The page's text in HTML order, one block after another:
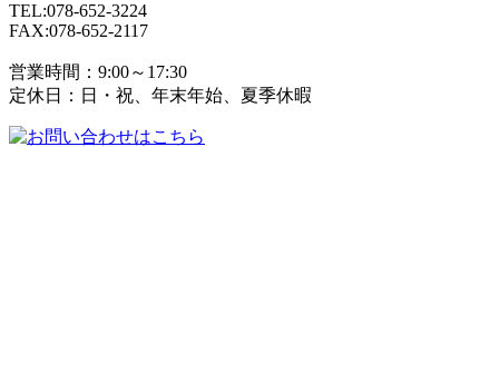
TEL:078-652-3224
FAX:078-652-2117
営業時間：9:00～17:30
定休日：日・祝、年末年始、夏季休暇